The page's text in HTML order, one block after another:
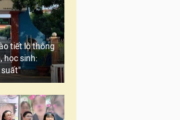
tiết lộ thông
học sinh: